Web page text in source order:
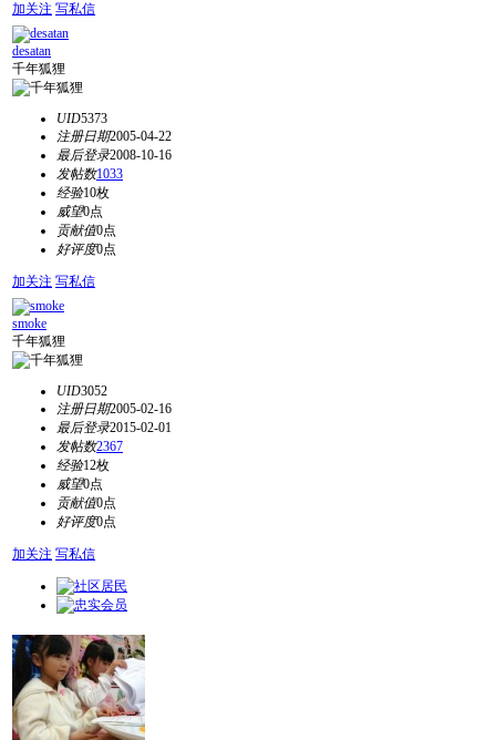
加关注 写私信
desatan
千年狐狸
UID5373
注册日期2005-04-22
最后登录2008-10-16
发帖数1033
经验10枚
威望0点
贡献值0点
好评度0点
加关注 写私信
smoke
千年狐狸
UID3052
注册日期2005-02-16
最后登录2015-02-01
发帖数2367
经验12枚
威望0点
贡献值0点
好评度0点
加关注 写私信